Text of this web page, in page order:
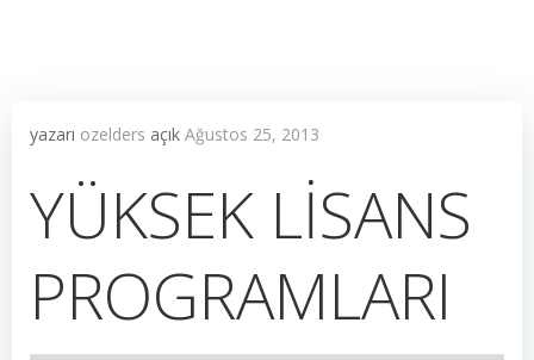
yazarı ozelders açık Ağustos 25, 2013
YÜKSEK LİSANS
PROGRAMLARI